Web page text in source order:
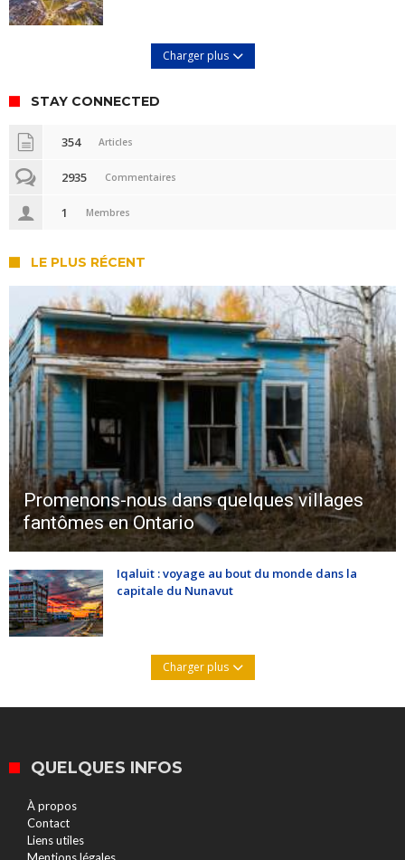
Charger plus
STAY CONNECTED
354 Articles
2935 Commentaires
1 Membres
LE PLUS RÉCENT
Promenons-nous dans quelques villages
fantômes en Ontario
Iqaluit : voyage au bout du monde dans la
capitale du Nunavut
Charger plus
QUELQUES INFOS
À propos
Contact
Liens utiles